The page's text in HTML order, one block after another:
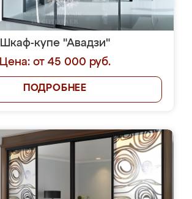
Шкаф-купе "Авадзи"
Цена: от 45 000 руб.
ПОДРОБНЕЕ